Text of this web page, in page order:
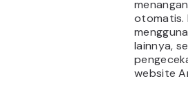
otomatis.
lainnya,
website